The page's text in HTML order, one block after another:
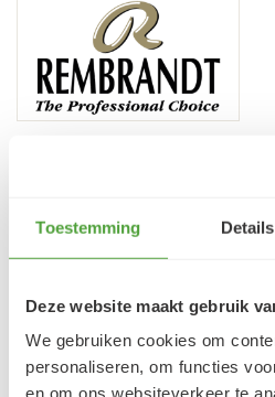
Toestemming Details
Deze website maakt gebruik
We gebruiken cookies om
personaliseren, om functies
en om ons websiteverkeer te
verfze@geurtjansen.nl